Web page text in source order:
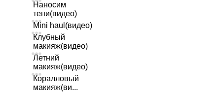
Наносим
тени(видео)
Mini haul(видео)
Клубный
макияж(видео)
Летний
макияж(видео)
Коралловый
макияж(ви...